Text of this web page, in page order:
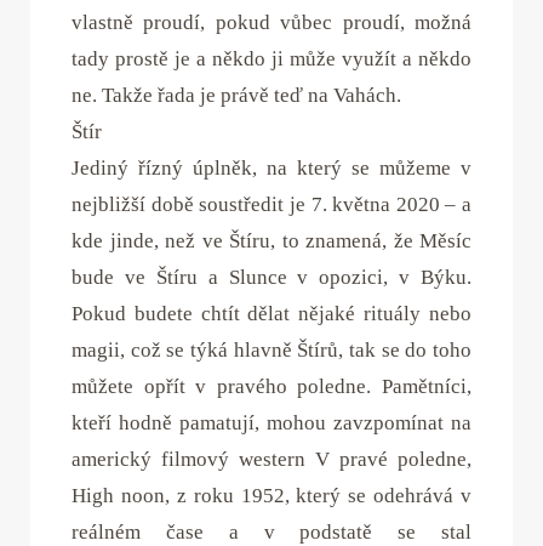
vlastně proudí, pokud vůbec proudí, možná
tady prostě je a někdo ji může využít a někdo
ne. Takže řada je právě teď na Vahách.
Štír
Jediný řízný úplněk, na který se můžeme v
nejbližší době soustředit je 7. května 2020 – a
kde jinde, než ve Štíru, to znamená, že Měsíc
bude ve Štíru a Slunce v opozici, v Býku.
Pokud budete chtít dělat nějaké rituály nebo
magii, což se týká hlavně Štírů, tak se do toho
můžete opřít v pravého poledne. Pamětníci,
kteří hodně pamatují, mohou zavzpomínat na
americký filmový western V pravé poledne,
High noon, z roku 1952, který se odehrává v
reálném čase a v podstatě se stal